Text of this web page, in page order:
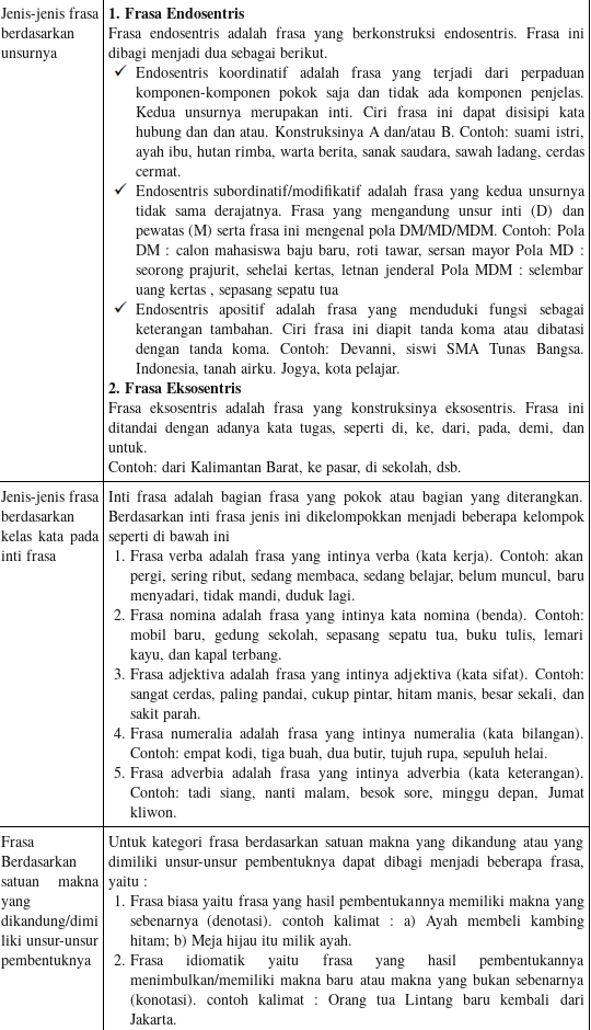
Jenis-jenis frasa
berdasarkan
unsurnya
1. Frasa Endosentris
Frasa endosentris adalah frasa yang berkonstruksi endosentris. Frasa ini
dibagi menjadi dua sebagai berikut.
Endosentris koordinatif adalah frasa yang terjadi dari perpaduan
komponen-komponen pokok saja dan tidak ada komponen penjelas.
Kedua unsurnya merupakan inti. Ciri frasa ini dapat disisipi kata
hubung dan dan atau. Konstruksinya A dan/atau B. Contoh: suami istri,
ayah ibu, hutan rimba, warta berita, sanak saudara, sawah ladang, cerdas
cermat.
Endosentris subordinatif/modifikatif adalah frasa yang kedua unsurnya
tidak sama derajatnya. Frasa yang mengandung unsur inti (D) dan
pewatas (M) serta frasa ini mengenal pola DM/MD/MDM. Contoh: Pola
DM : calon mahasiswa baju baru, roti tawar, sersan mayor Pola MD :
seorong prajurit, sehelai kertas, letnan jenderal Pola MDM : selembar
uang kertas , sepasang sepatu tua
Endosentris apositif adalah frasa yang menduduki fungsi sebagai
keterangan tambahan. Ciri frasa ini diapit tanda koma atau dibatasi
dengan tanda koma. Contoh: Devanni, siswi SMA Tunas Bangsa.
Indonesia, tanah airku. Jogya, kota pelajar.
2. Frasa Eksosentris
Frasa eksosentris adalah frasa yang konstruksinya eksosentris. Frasa ini
ditandai dengan adanya kata tugas, seperti di, ke, dari, pada, demi, dan
untuk.
Contoh: dari Kalimantan Barat, ke pasar, di sekolah, dsb.
Jenis-jenis frasa
berdasarkan
kelas kata pada
inti frasa
Inti frasa adalah bagian frasa yang pokok atau bagian yang diterangkan.
Berdasarkan inti frasa jenis ini dikelompokkan menjadi beberapa kelompok
seperti di bawah ini
Frasa verba adalah frasa yang intinya verba (kata kerja). Contoh: akan
pergi, sering ribut, sedang membaca, sedang belajar, belum muncul, baru
menyadari, tidak mandi, duduk lagi.
Frasa nomina adalah frasa yang intinya kata nomina (benda). Contoh:
mobil baru, gedung sekolah, sepasang sepatu tua, buku tulis, lemari
kayu, dan kapal terbang.
Frasa adjektiva adalah frasa yang intinya adjektiva (kata sifat). Contoh:
sangat cerdas, paling pandai, cukup pintar, hitam manis, besar sekali, dan
sakit parah.
Frasa numeralia adalah frasa yang intinya numeralia (kata bilangan).
Contoh: empat kodi, tiga buah, dua butir, tujuh rupa, sepuluh helai.
Frasa adverbia adalah frasa yang intinya adverbia (kata keterangan).
Contoh: tadi siang, nanti malam, besok sore, minggu depan, Jumat
kliwon.
Frasa
Berdasarkan
satuan makna
yang
dikandung/dimi
liki unsur-unsur
pembentuknya
Untuk kategori frasa berdasarkan satuan makna yang dikandung atau yang
dimiliki unsur-unsur pembentuknya dapat dibagi menjadi beberapa frasa,
yaitu :
Frasa biasa yaitu frasa yang hasil pembentukannya memiliki makna yang
sebenarnya (denotasi). contoh kalimat : a) Ayah membeli kambing
hitam; b) Meja hijau itu milik ayah.
Frasa idiomatik yaitu frasa yang hasil pembentukannya
menimbulkan/memiliki makna baru atau makna yang bukan sebenarnya
(konotasi). contoh kalimat : Orang tua Lintang baru kembali dari
Jakarta.